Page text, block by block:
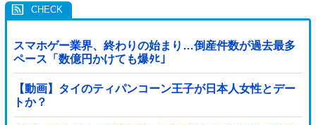
スマホゲー業界、終わりの始まり…倒産件数が過去最多
ペース「数億円かけても爆ﾀﾋ」
【動画】タイのティパンコーン王子が日本人女性とデー
トか？